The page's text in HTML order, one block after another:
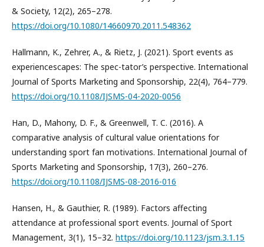
& Society, 12(2), 265–278.
https://doi.org/10.1080/14660970.2011.548362
Hallmann, K., Zehrer, A., & Rietz, J. (2021). Sport events as
experiencescapes: The spec-tator’s perspective. International
Journal of Sports Marketing and Sponsorship, 22(4), 764–779.
https://doi.org/10.1108/IJSMS-04-2020-0056
Han, D., Mahony, D. F., & Greenwell, T. C. (2016). A
comparative analysis of cultural value orientations for
understanding sport fan motivations. International Journal of
Sports Marketing and Sponsorship, 17(3), 260–276.
https://doi.org/10.1108/IJSMS-08-2016-016
Hansen, H., & Gauthier, R. (1989). Factors affecting
attendance at professional sport events. Journal of Sport
Management, 3(1), 15–32. https://doi.org/10.1123/jsm.3.1.15